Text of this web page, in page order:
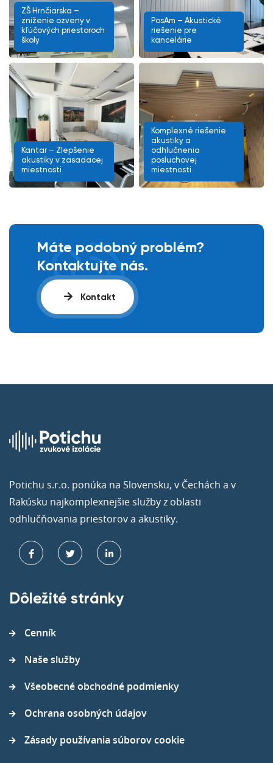
ZŠ Hrnčiarska –
zníženie ozveny v
kľúčových priestoroch
školy
PosAm – Akustické
riešenie pre
kancelárie
Kantar – Zlepšenie
akustiky v zasadacej
miestnosti
Komplexné riešenie
akustiky a
odhlučnenia
posluchovej
miestnosti
Máte podobný problém?
Kontaktujte nás.
Kontakt
Potichu s.r.o. ponúka na Slovensku, v Čechách a v
Rakúsku najkomplexnejšie služby z oblasti
odhlučňovania priestorov a akustiky.
Dôležité stránky
Cenník
Naše služby
Všeobecné obchodné podmienky
Ochrana osobných údajov
Zásady používania súborov cookie